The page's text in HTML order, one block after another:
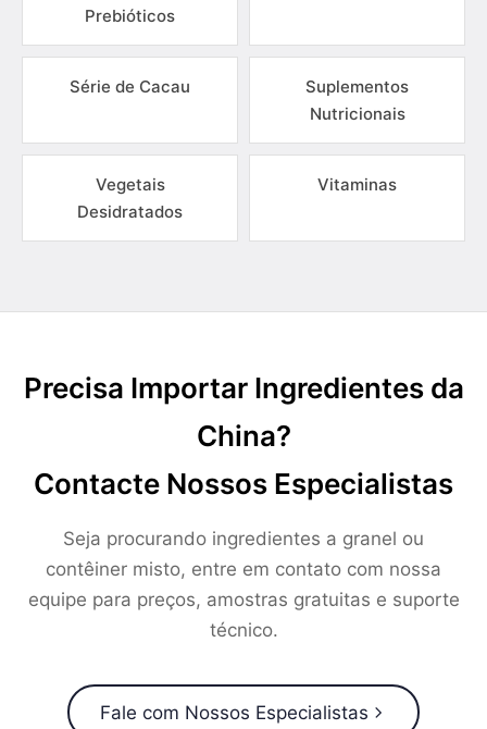
Prebióticos
Série de Cacau
Suplementos
Nutricionais
Vegetais
Desidratados
Vitaminas
Precisa Importar Ingredientes da
China?
Contacte Nossos Especialistas
Seja procurando ingredientes a granel ou
contêiner misto, entre em contato com nossa
equipe para preços, amostras gratuitas e suporte
técnico.
Fale com Nossos Especialistas